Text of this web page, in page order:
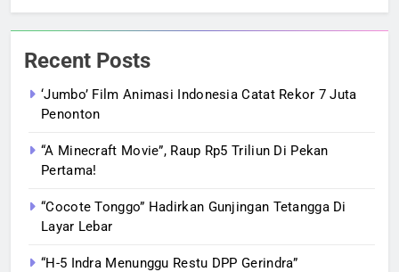
Recent Posts
‘Jumbo’ Film Animasi Indonesia Catat Rekor 7 Juta
Penonton
“A Minecraft Movie”, Raup Rp5 Triliun Di Pekan
Pertama!
“Cocote Tonggo” Hadirkan Gunjingan Tetangga Di
Layar Lebar
“H-5 Indra Menunggu Restu DPP Gerindra”